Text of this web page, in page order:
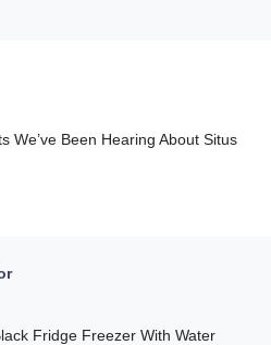
We’ve Been Hearing About Situs
Fridge Freezer With Water